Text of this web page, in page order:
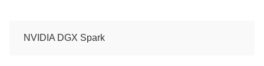
NVIDIA DGX Spark